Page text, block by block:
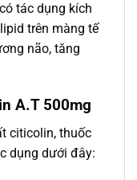
tác dụng kích
trên màng tế
não, tăng
A.T 500mg
citicolin, thuốc
dụng dưới đây: